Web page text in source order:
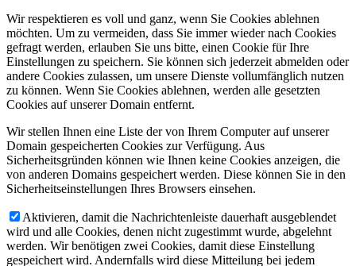
Wir respektieren es voll und ganz, wenn Sie Cookies ablehnen
möchten. Um zu vermeiden, dass Sie immer wieder nach Cookies
gefragt werden, erlauben Sie uns bitte, einen Cookie für Ihre
Einstellungen zu speichern. Sie können sich jederzeit abmelden oder
andere Cookies zulassen, um unsere Dienste vollumfänglich nutzen
zu können. Wenn Sie Cookies ablehnen, werden alle gesetzten
Cookies auf unserer Domain entfernt.
Wir stellen Ihnen eine Liste der von Ihrem Computer auf unserer
Domain gespeicherten Cookies zur Verfügung. Aus
Sicherheitsgründen können wie Ihnen keine Cookies anzeigen, die
von anderen Domains gespeichert werden. Diese können Sie in den
Sicherheitseinstellungen Ihres Browsers einsehen.
Aktivieren, damit die Nachrichtenleiste dauerhaft ausgeblendet
wird und alle Cookies, denen nicht zugestimmt wurde, abgelehnt
werden. Wir benötigen zwei Cookies, damit diese Einstellung
gespeichert wird. Andernfalls wird diese Mitteilung bei jedem